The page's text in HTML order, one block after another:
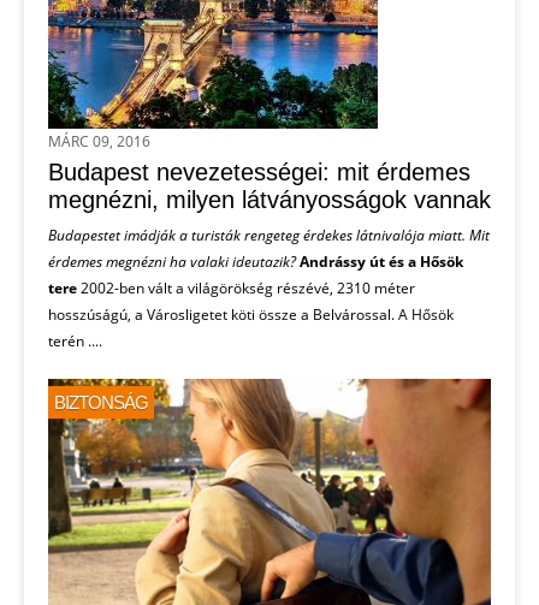
MÁRC 09, 2016
Budapest nevezetességei: mit érdemes
megnézni, milyen látványosságok vannak
Budapestet imádják a turisták rengeteg érdekes látnivalója miatt. Mit
érdemes megnézni ha valaki ideutazik?Andrássy út és a Hősök
tere2002-ben vált a világörökség részévé, 2310 méter
hosszúságú, a Városligetet köti össze a Belvárossal. A Hősök
terén ....
BIZTONSÁG